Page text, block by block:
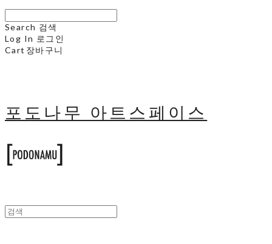
Search 검색
Log In 로그인
Cart 장바구니
포도나무 아트스페이스